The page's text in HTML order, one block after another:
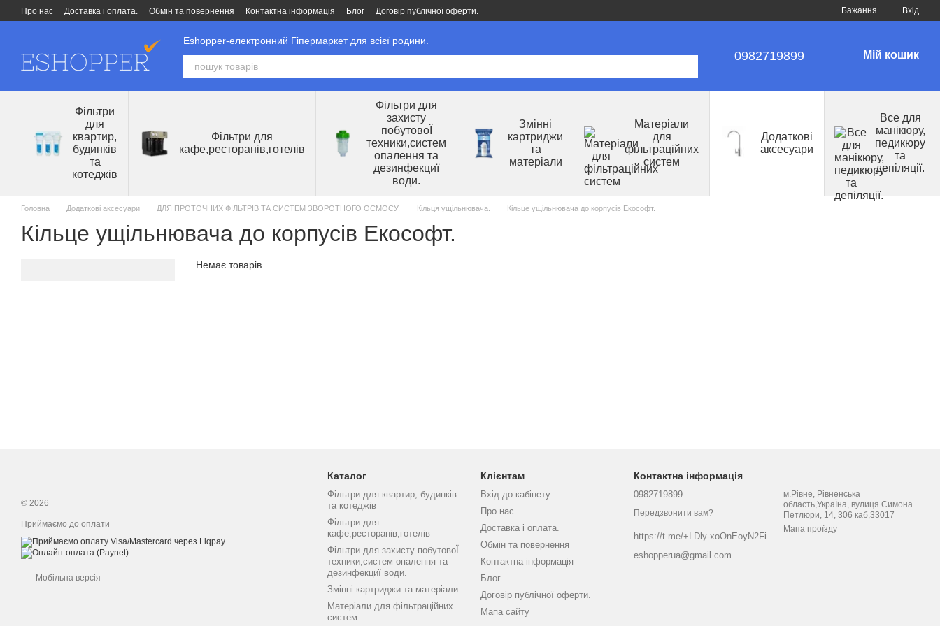
Перейти до основного контенту
Про нас Доставка і оплата. Обмін та повернення Контактна інформація Блог Договір публічної оферти. Бажання Вхід
Eshopper-електронний Гіпермаркет для всієї родини.
0982719899 Мій кошик
Фільтри
для
квартир,
будинків
та
котеджів
Фільтри для
кафе,ресторанів,готелів
Фільтри для
захисту
побутовоЇ
техники,систем
опалення та
дезинфекциї
води.
Змінні
картриджи
та
матеріали
Матеріали
для
фільтраційних
систем
Додаткові
аксесуари
Все для
манікюру,
педикюру
та
депіляції.
Головна Додаткові аксесуари ДЛЯ ПРОТОЧНИХ ФІЛЬТРІВ ТА СИСТЕМ ЗВОРОТНОГО ОСМОСУ. Кільця ущільнювача. Кільце ущільнювача до корпусів Екософт.
Кільце ущільнювача до корпусів Екософт.
Немає товарів
© 2026
Приймаємо до оплати
Мобільна версія
Каталог
Фільтри для квартир, будинків
та котеджів
Фільтри для
кафе,ресторанів,готелів
Фільтри для захисту побутовоЇ
техники,систем опалення та
дезинфекциї води.
Змінні картриджи та матеріали
Матеріали для фільтраційних
систем
Клієнтам
Вхід до кабінету
Про нас
Доставка і оплата.
Обмін та повернення
Контактна інформація
Блог
Договір публічної оферти.
Мапа сайту
Контактна інформація
0982719899
Передзвонити вам?
https://t.me/+LDly-xoOnEoyN2Fi
eshopperua@gmail.com
м.Рівне, Рівненська
область,УкраЇна, вулиця Симона
Петлюри, 14, 306 каб,33017
Мапа проїзду